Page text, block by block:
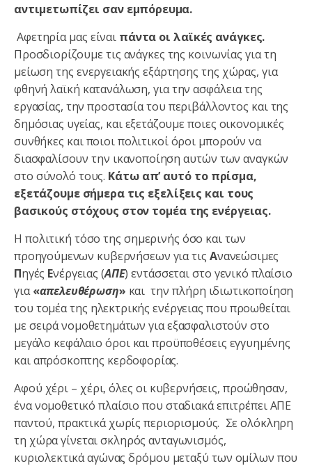
αντιμετωπίζει σαν εμπόρευμα.
Αφετηρία μας είναιπάντα οι λαϊκές ανάγκες.
Προσδιορίζουμε τις ανάγκες της κοινωνίας για τη
μείωση της ενεργειακής εξάρτησης της χώρας, για
φθηνή λαϊκή κατανάλωση, για την ασφάλεια της
εργασίας, την προστασία του περιβάλλοντος και της
δημόσιας υγείας, και εξετάζουμε ποιες οικονομικές
συνθήκες και ποιοι πολιτικοί όροι μπορούν να
διασφαλίσουν την ικανοποίηση αυτών των αναγκών
στο σύνολό τους. Κάτω απ’ αυτό το πρίσμα,
εξετάζουμε σήμερα τις εξελίξεις και τους
βασικούς στόχους στον τομέα της ενέργειας.
Η πολιτική τόσο της σημερινής όσο και των
προηγούμενων κυβερνήσεων για τις Ανανεώσιμες
Πηγές Ενέργειας (ΑΠΕ) εντάσσεται στο γενικό πλαίσιο
για«απελευθέρωση» και την πλήρη ιδιωτικοποίηση
του τομέα της ηλεκτρικής ενέργειας που προωθείται
με σειρά νομοθετημάτων για εξασφαλιστούν στο
μεγάλο κεφάλαιο όροι και προϋποθέσεις εγγυημένης
και απρόσκοπτης κερδοφορίας.
Αφού χέρι – χέρι, όλες οι κυβερνήσεις, προώθησαν,
ένα νομοθετικό πλαίσιο που σταδιακά επιτρέπει ΑΠΕ
παντού, πρακτικά χωρίς περιορισμούς. Σε ολόκληρη
τη χώρα γίνεται σκληρός ανταγωνισμός,
κυριολεκτικά αγώνας δρόμου μεταξύ των ομίλων που